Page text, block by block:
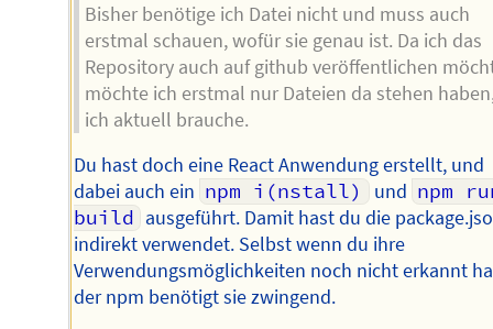
Bisher benötige ich Datei nicht und muss auch
erstmal schauen, wofür sie genau ist. Da ich das
Repository auch auf github veröffentlichen
möchte ich erstmal nur Dateien da stehen
ich aktuell brauche.
Du hast doch eine React Anwendung erstellt, und
dabei auch ein npm i(nstall) und npm
build ausgeführt. Damit hast du die
indirekt verwendet. Selbst wenn du ihre
Verwendungsmöglichkeiten noch nicht erkannt
der npm benötigt sie zwingend.